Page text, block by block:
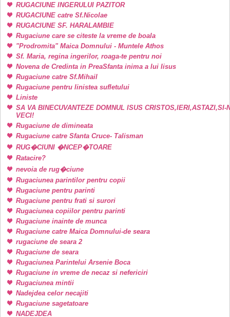
RUGACIUNE INGERULUI PAZITOR
RUGACIUNE catre Sf.Nicolae
RUGACIUNE SF. HARALAMBIE
Rugaciune care se citeste la vreme de boala
"Prodromita" Maica Domnului - Muntele Athos
Sf. Maria, regina ingerilor, roaga-te pentru noi
Novena de Credinta in PreaSfanta inima a lui Iisus
Rugaciune catre Sf.Mihail
Rugaciune pentru linistea sufletului
Liniste
SA VA BINECUVANTEZE DOMNUL ISUS CRISTOS,IERI,ASTAZI,SI-
VECI!
Rugaciune de dimineata
Rugaciune catre Sfanta Cruce- Talisman
RUG�CIUNI �NCEP�TOARE
Ratacire?
nevoia de rug�ciune
Rugaciunea parintilor pentru copii
Rugaciune pentru parinti
Rugaciune pentru frati si surori
Rugaciunea copiilor pentru parinti
Rugaciune inainte de munca
Rugaciune catre Maica Domnului-de seara
rugaciune de seara 2
Rugaciune de seara
Rugaciunea Parintelui Arsenie Boca
Rugaciune in vreme de necaz si nefericiri
Rugaciunea mintii
Nadejdea celor necajiti
Rugaciune sagetatoare
NADEJDEA